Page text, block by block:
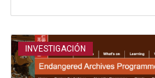
INVESTIGACIÓN